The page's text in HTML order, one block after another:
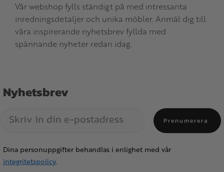
Vår webshop fylls ständigt på med intressanta
inredningsdetaljer och unika möbler. Anmäl dig till
våra inspirerande nyhetsbrev fyllda med
spännande nyheter redan idag.
Nyhetsbrev
Prenumerera
Dina personuppgifter behandlas i enlighet med vår
integritetspolicy.